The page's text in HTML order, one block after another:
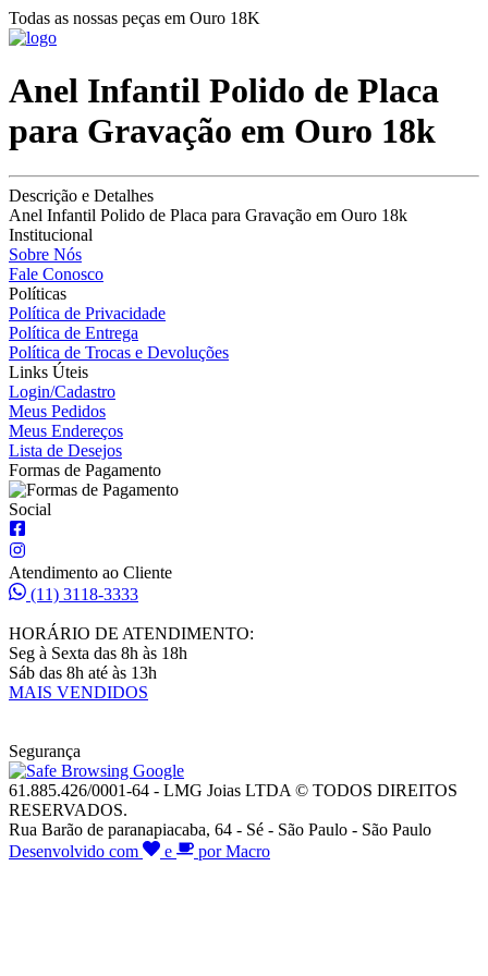
Todas as nossas peças em Ouro 18K
Anel Infantil Polido de Placa
para Gravação em Ouro 18k
Descrição e Detalhes
Anel Infantil Polido de Placa para Gravação em Ouro 18k
Institucional
Sobre Nós
Fale Conosco
Políticas
Política de Privacidade
Política de Entrega
Política de Trocas e Devoluções
Links Úteis
Login/Cadastro
Meus Pedidos
Meus Endereços
Lista de Desejos
Formas de Pagamento
Social
Atendimento ao Cliente
(11) 3118-3333
HORÁRIO DE ATENDIMENTO:
Seg à Sexta das 8h às 18h
Sáb das 8h até às 13h
MAIS VENDIDOS
Segurança
61.885.426/0001-64 - LMG Joias LTDA © TODOS DIREITOS
RESERVADOS.
Rua Barão de paranapiacaba, 64 - Sé - São Paulo - São Paulo
Desenvolvido com
e por Macro